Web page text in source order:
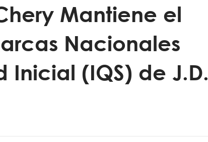
Mantiene el
Nacionales
Inicial (IQS) de J.D.